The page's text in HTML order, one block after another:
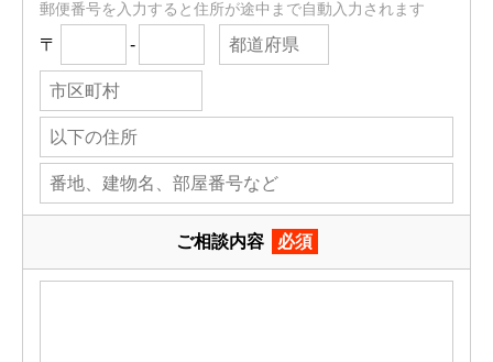
郵便番号を入力すると住所が途中まで自動入力されます
〒 -
ご相談内容 必須